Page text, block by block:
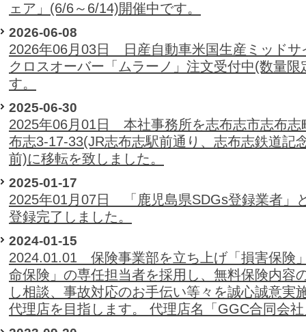
ェア」(6/6～6/14)開催中です。
2026-06-08
2026年06月03日 日産自動車米国生産ミッドサ
クロスオーバー「ムラーノ」注文受付中(数量限
す。
2025-06-30
2025年06月01日 本社事務所を志布志市志布志
布志3-17-33(JR志布志駅前通り、志布志鉄道記
前)に移転を致しました。
2025-01-17
2025年01月07日 「鹿児島県SDGs登録業者」
登録完了しました。
2024-01-15
2024.01.01 保険事業部を立ち上げ「損害保険
命保険」の専任担当者を採用し、無料保険内容
し相談、事故対応のお手伝い等々を誠心誠意実
代理店を目指します。 代理店名「GGC合同会